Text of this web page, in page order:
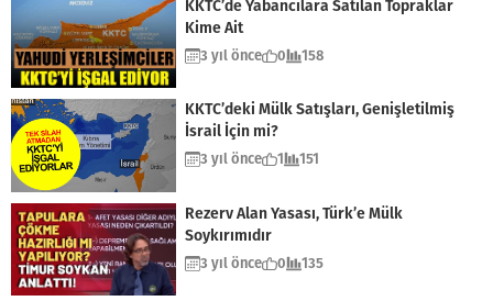
KKTC’de Yabancılara Satılan Topraklar
Kime Ait
3 yıl önce 0 158
KKTC’deki Mülk Satışları, Genişletilmiş
İsrail İçin mi?
3 yıl önce 1 151
Rezerv Alan Yasası, Türk’e Mülk
Soykırımıdır
3 yıl önce 0 135